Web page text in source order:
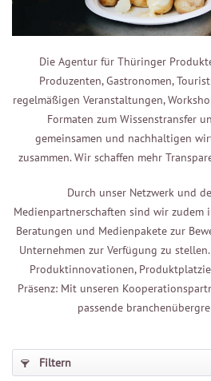
Die Agentur für Thüringer
Produzenten, Gastronomen,
regelmäßigen Veranstaltungen,
Formaten zum Wissenstransfer
gemeinsamen und nachhaltigen
zusammen. Wir schaffen mehr
Durch unser Netzwerk und
Medienpartnerschaften sind wir
Beratungen und Medienpakete zur
Unternehmen zur Verfügung zu
Produktinnovationen,
Präsenz: Mit unseren
passende
Filtern